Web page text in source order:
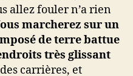
allez fouler n’a rien
marcherez sur un
de terre battue
très glissant
carrières, et